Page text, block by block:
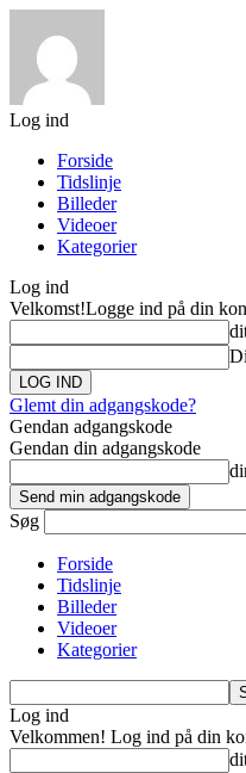
Log ind
Forside
Tidslinje
Billeder
Videoer
Kategorier
Log ind
Velkomst!Logge ind på din
Glemt din adgangskode?
Gendan adgangskode
Gendan din adgangskode
Søg
Forside
Tidslinje
Billeder
Videoer
Kategorier
Log ind
Velkommen! Log ind på din